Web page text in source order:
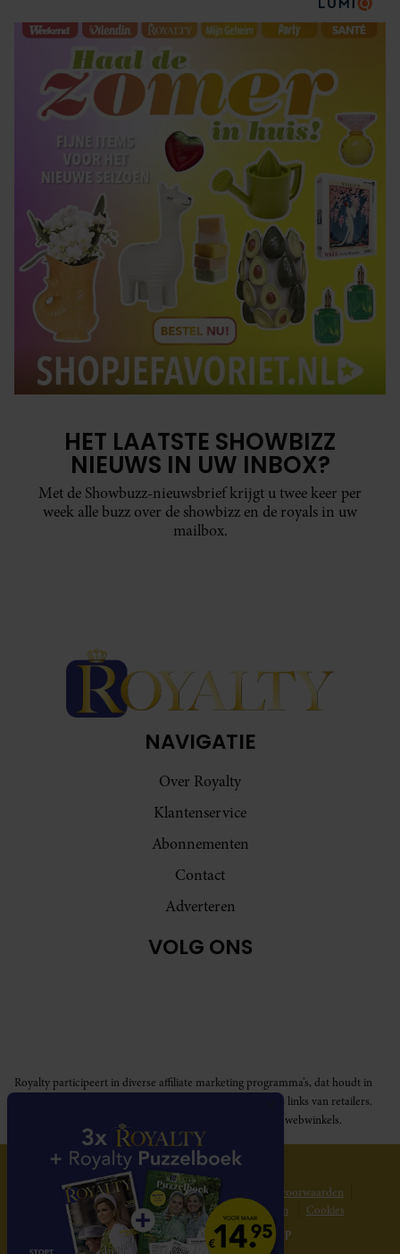
HET LAATSTE SHOWBIZZ
NIEUWS IN UW INBOX?
Met de Showbuzz-nieuwsbrief krijgt u twee keer per
week alle buzz over de showbizz en de royals in uw
mailbox.
NAVIGATIE
Over Royalty
Klantenservice
Abonnementen
Contact
Adverteren
VOLG ONS
Royalty participeert in diverse affiliate marketing programma’s, dat houdt in
dat Royalty commissies ontvangt voor aankopen middels links van retailers.
Deze website wordt niet gesponsord door de genoemde webwinkels.
© 2026 Royalty Online
Privacy statement Disclaimer
Gebruikersvoorwaarden
Spelvoorwaarden
Abonnementsvoorwaarden
Cookies
Website gerealiseerd doorMediaSoep